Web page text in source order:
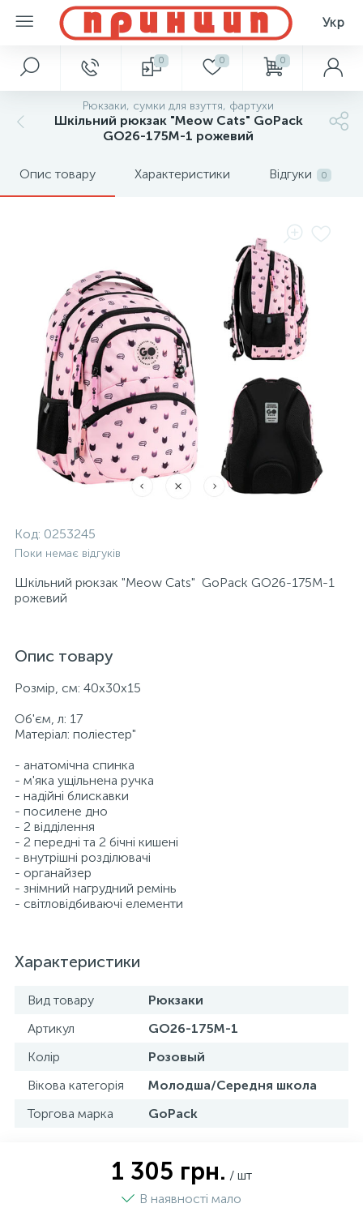
Укр
0 0 0
Рюкзаки, сумки для взуття, фартухи
Шкільний рюкзак "Meow Cats" GoPack
GO26-175M-1 рожевий
Опис товару Характеристики Відгуки 0
Код: 0253245
Поки немає відгуків
Шкільний рюкзак "Meow Cats" GoPack GO26-175M-1
рожевий
Опис товару
Розмір, см: 40x30x15
Об'єм, л: 17
Матеріал: поліестер"
- анатомічна спинка
- м'яка ущільнена ручка
- надійні блискавки
- посилене дно
- 2 відділення
- 2 передні та 2 бічні кишені
- внутрішні розділювачі
- органайзер
- знімний нагрудний ремінь
- світловідбиваючі елементи
Характеристики
Вид товару
Рюкзаки
Артикул
GO26-175M-1
Колір
Розовый
Вікова категорія
Молодша/Середня школа
Торгова марка
GoPack
1 305 грн. / шт
В наявності мало